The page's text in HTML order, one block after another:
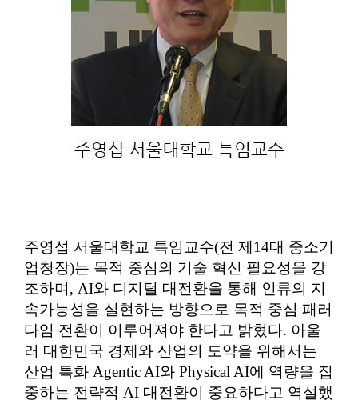
주영섭 서울대학교 특임교수(전 제14대 중소기
업청장)는 목적 중심의 기술 혁신 필요성을 강
조하며, AI와 디지털 대전환을 통해 인류의 지
속가능성을 실현하는 방향으로 목적 중심 패러
다임 전환이 이루어져야 한다고 밝혔다. 아울
러 대한민국 경제와 산업의 도약을 위해서는
산업 특화 Agentic AI와 Physical AI에 역량을 집
중하는 전략적 AI 대전환이 중요하다고 역설했